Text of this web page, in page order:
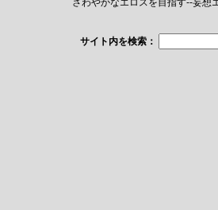
さわやかなエロスを目指す--妄
サイト内を検索：